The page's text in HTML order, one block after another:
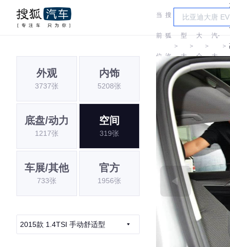
当
前
位
置:
搜
狐
汽
车
＞
车
型
大
全
＞
大
众
＞
一
汽-
大
众
＞
外观
3737张
内饰
5208张
底盘/动力
1217张
空间
319张
车展/其他
733张
官方
1956张
2015款 1.4TSI 手动舒适型